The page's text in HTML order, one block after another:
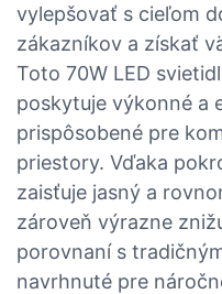
vylepšovať s cieľom
zákazníkov a získať
Toto 70W LED
poskytuje výkonné a
prispôsobené pre
priestory. Vďaka
zaisťuje jasný a
zároveň výrazne
porovnaní s
navrhnuté pre